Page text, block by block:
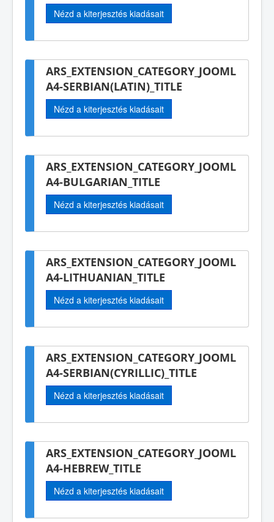
Nézd a kiterjesztés kiadásait
ARS_EXTENSION_CATEGORY_JOOML
A4-SERBIAN(LATIN)_TITLE
Nézd a kiterjesztés kiadásait
ARS_EXTENSION_CATEGORY_JOOML
A4-BULGARIAN_TITLE
Nézd a kiterjesztés kiadásait
ARS_EXTENSION_CATEGORY_JOOML
A4-LITHUANIAN_TITLE
Nézd a kiterjesztés kiadásait
ARS_EXTENSION_CATEGORY_JOOML
A4-SERBIAN(CYRILLIC)_TITLE
Nézd a kiterjesztés kiadásait
ARS_EXTENSION_CATEGORY_JOOML
A4-HEBREW_TITLE
Nézd a kiterjesztés kiadásait